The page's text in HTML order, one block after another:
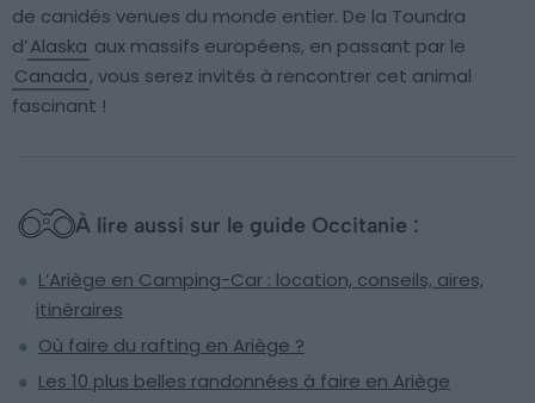
de canidés venues du monde entier. De la Toundra
d’Alaska aux massifs européens, en passant par le
Canada, vous serez invités à rencontrer cet animal
fascinant !
À lire aussi sur le guide Occitanie :
L’Ariège en Camping-Car : location, conseils, aires,
itinéraires
Où faire du rafting en Ariège ?
Les 10 plus belles randonnées à faire en Ariège